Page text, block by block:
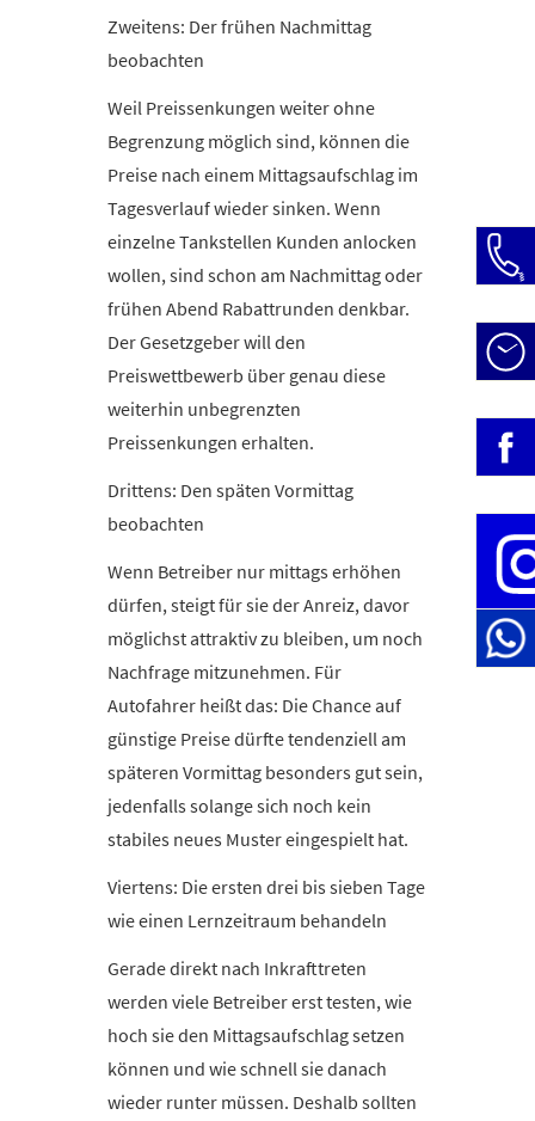
Fr:
»
Zweitens: Der frühen Nachmittag
beobachten
Weil Preissenkungen weiter ohne
Begrenzung möglich sind, können die
Preise nach einem Mittagsaufschlag im
Tagesverlauf wieder sinken. Wenn
einzelne Tankstellen Kunden anlocken
wollen, sind schon am Nachmittag oder
frühen Abend Rabattrunden denkbar.
Der Gesetzgeber will den
Preiswettbewerb über genau diese
weiterhin unbegrenzten
Preissenkungen erhalten.
Drittens: Den späten Vormittag
beobachten
Wenn Betreiber nur mittags erhöhen
dürfen, steigt für sie der Anreiz, davor
möglichst attraktiv zu bleiben, um noch
Nachfrage mitzunehmen. Für
Autofahrer heißt das: Die Chance auf
günstige Preise dürfte tendenziell am
späteren Vormittag besonders gut sein,
jedenfalls solange sich noch kein
stabiles neues Muster eingespielt hat.
Viertens: Die ersten drei bis sieben Tage
wie einen Lernzeitraum behandeln
Gerade direkt nach Inkrafttreten
werden viele Betreiber erst testen, wie
hoch sie den Mittagsaufschlag setzen
können und wie schnell sie danach
wieder runter müssen. Deshalb sollten